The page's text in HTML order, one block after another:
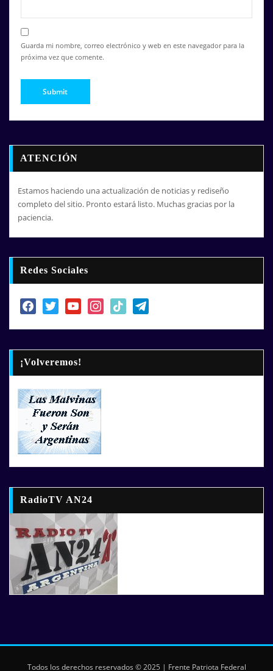
Guarda mi nombre, correo electrónico y web en este navegador para la
próxima vez que comente.
ATENCIÓN
Estamos haciendo una actualización de noticias y rediseño
completo del sitio. Pronto estará listo. Muchas gracias por la
paciencia.
Redes Sociales
facebooktwitter youtubeinstagram
tiktok telegram
¡Volveremos!
RadioTV AN24
Todos los derechos reservados © 2025 | Frente Patriota Federal